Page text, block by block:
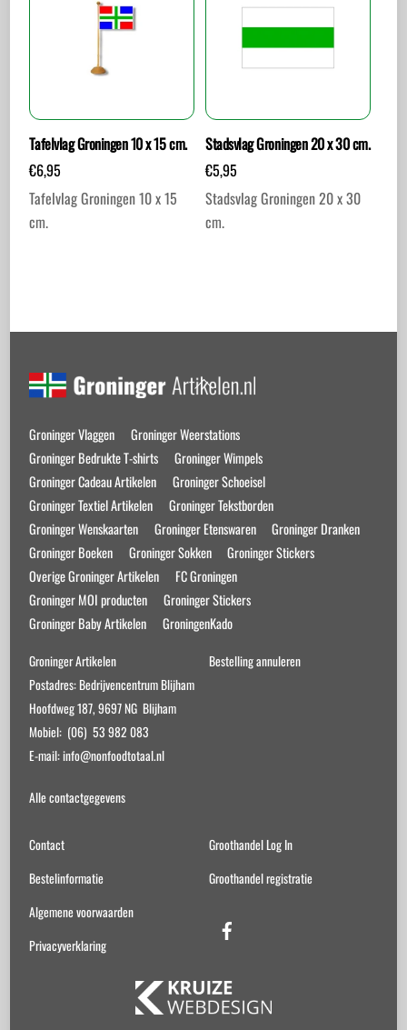
Tafelvlag Groningen 10 x 15 cm.
€6,95
Tafelvlag Groningen 10 x 15
cm.
Stadsvlag Groningen 20 x 30 cm.
€5,95
Stadsvlag Groningen 20 x 30
cm.
Back
Top
Groninger Vlaggen
Groninger Weerstations
Groninger Bedrukte T-shirts
Groninger Wimpels
Groninger Cadeau Artikelen
Groninger Schoeisel
Groninger Textiel Artikelen
Groninger Tekstborden
Groninger Wenskaarten
Groninger Etenswaren
Groninger Dranken
Groninger Boeken
Groninger Sokken
Groninger Stickers
Overige Groninger Artikelen
FC Groningen
Groninger MOI producten
Groninger Stickers
Groninger Baby Artikelen
GroningenKado
Groninger Artikelen
Postadres: Bedrijvencentrum Blijham
Hoofdweg 187, 9697 NG Blijham
Mobiel: (06) 53 982 083
E-mail: info@nonfoodtotaal.nl
Alle contactgegevens
Bestelling annuleren
Contact
Bestelinformatie
Algemene voorwaarden
Privacyverklaring
Groothandel Log In
Groothandel registratie